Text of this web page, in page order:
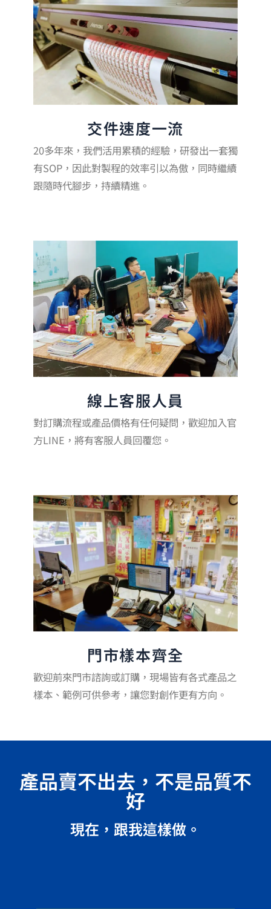
交件速度一流
20多年來，我們活用累積的經驗，研發出一套獨
有SOP，因此對製程的效率引以為傲，同時繼續
跟隨時代腳步，持續精進。
線上客服人員
對訂購流程或產品價格有任何疑問，歡迎加入官
方LINE，將有客服人員回覆您。
門市樣本齊全
歡迎前來門市諮詢或訂購，現場皆有各式產品之
樣本、範例可供參考，讓您對創作更有方向。
產品賣不出去，不是品質不
好
現在，跟我這樣做。